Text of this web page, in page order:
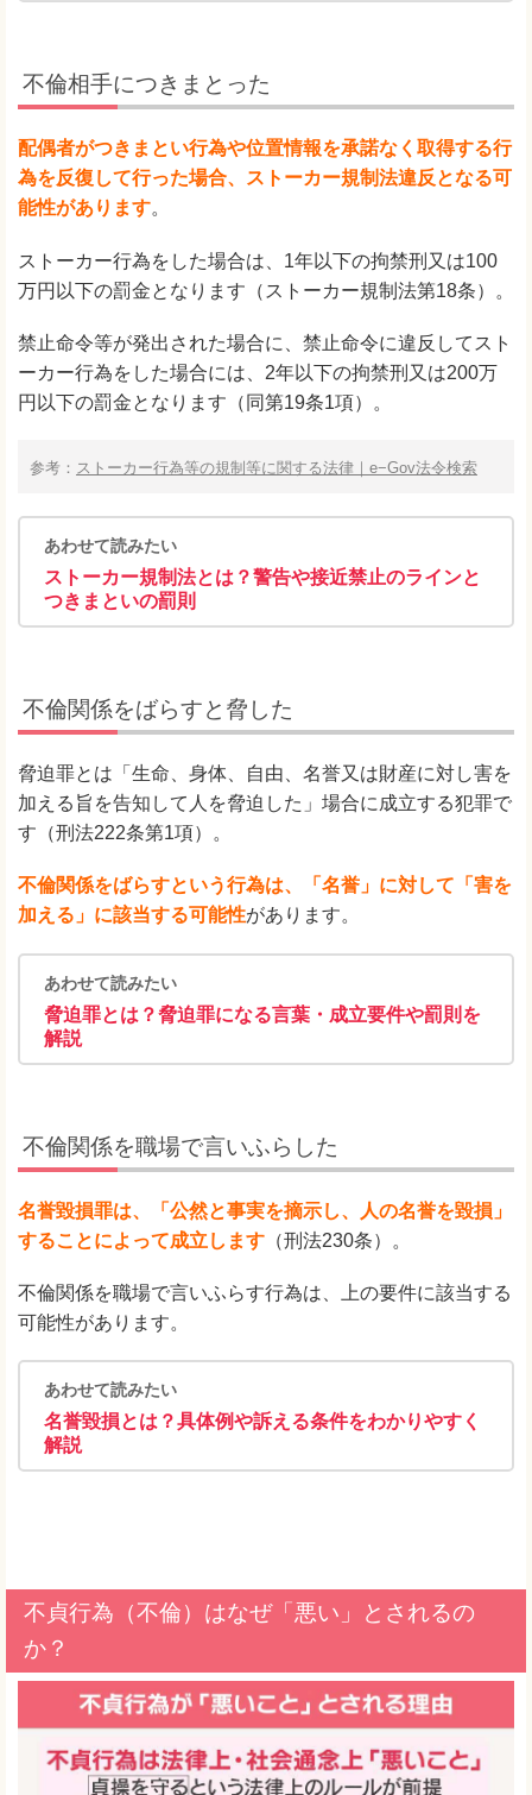
不倫相手につきまとった
配偶者がつきまとい行為や位置情報を承諾なく取得する行
為を反復して行った場合、ストーカー規制法違反となる可
能性があります。
ストーカー行為をした場合は、1年以下の拘禁刑又は100
万円以下の罰金となります（ストーカー規制法第18条）。
禁止命令等が発出された場合に、禁止命令に違反してスト
ーカー行為をした場合には、2年以下の拘禁刑又は200万
円以下の罰金となります（同第19条1項）。
参考： ストーカー行為等の規制等に関する法律｜e−Gov法令検索
あわせて読みたい
ストーカー規制法とは？警告や接近禁止のラインと
つきまといの罰則
不倫関係をばらすと脅した
脅迫罪とは「生命、身体、自由、名誉又は財産に対し害を
加える旨を告知して人を脅迫した」場合に成立する犯罪で
す（刑法222条第1項）。
不倫関係をばらすという行為は、「名誉」に対して「害を
加える」に該当する可能性があります。
あわせて読みたい
脅迫罪とは？脅迫罪になる言葉・成立要件や罰則を
解説
不倫関係を職場で言いふらした
名誉毀損罪は、「公然と事実を摘示し、人の名誉を毀損」
することによって成立します （刑法230条）。
不倫関係を職場で言いふらす行為は、上の要件に該当する
可能性があります。
あわせて読みたい
名誉毀損とは？具体例や訴える条件をわかりやすく
解説
不貞行為（不倫）はなぜ「悪い」とされるの
か？